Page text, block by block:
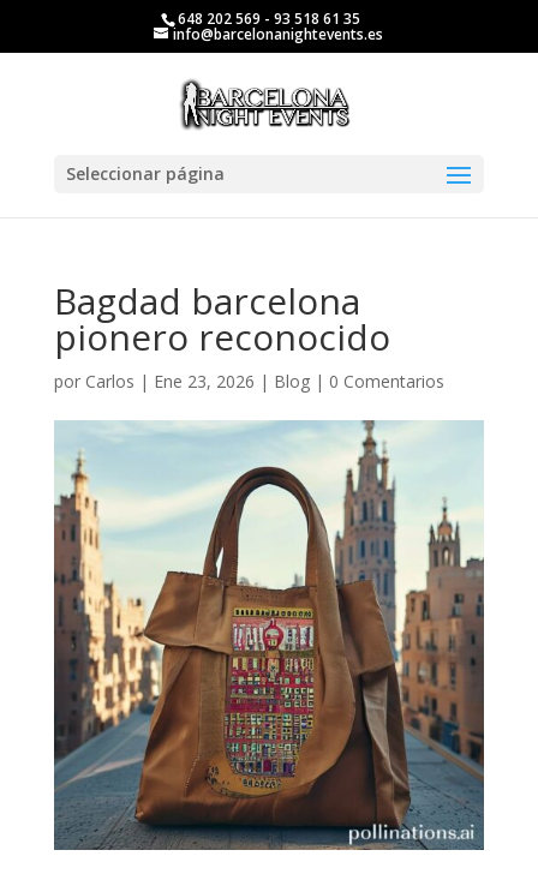
648 202 569 - 93 518 61 35
info@barcelonanightevents.es
Seleccionar página
Bagdad barcelona
pionero reconocido
por Carlos | Ene 23, 2026 | Blog| 0 Comentarios